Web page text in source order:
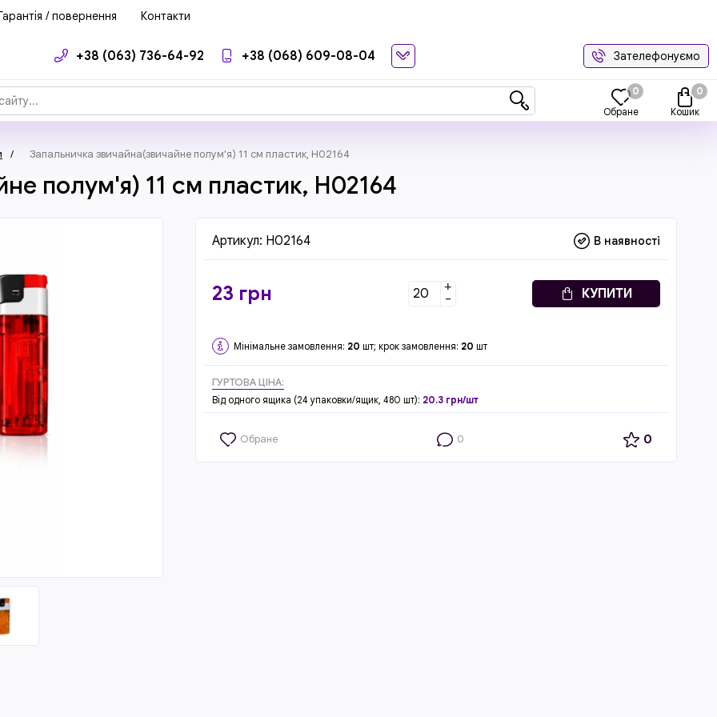
/ повернення Контакти
+38 (063) 736-64-92 +38 (068) 609-08-04 Зателефонуємо
Обране
0
Кошик
0
/ Запальничка звичайна(звичайне полум'я) 11 см пластик, H02164
полум'я) 11 см пластик, H02164
Артикул: H02164 В наявності
23 грн +
- КУПИТИ
Мінімальне замовлення: 20 шт; крок замовлення: 20 шт
ГУРТОВА ЦІНА:
Від одного ящика (24 упаковки/ящик, 480 шт): 20.3 грн/шт
Обране 0 0